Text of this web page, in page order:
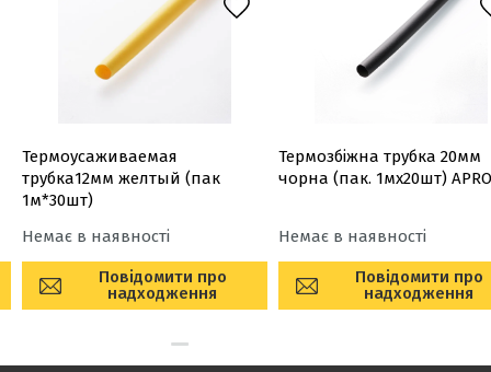
Термоусаживаемая
трубка12мм желтый (пак
1м*30шт)
Немає в наявності
Повідомити про
надходження
Термозбіжна трубка 20мм
чорна (пак. 1мx20шт) APRO
Немає в наявності
Повідомити про
надходження